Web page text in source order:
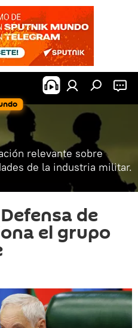
relevante sobre
de la industria militar.
de
el grupo